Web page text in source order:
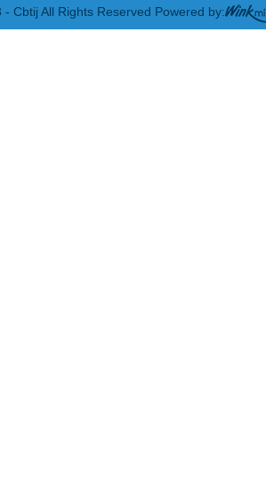
Cbtij All Rights Reserved Powered by: